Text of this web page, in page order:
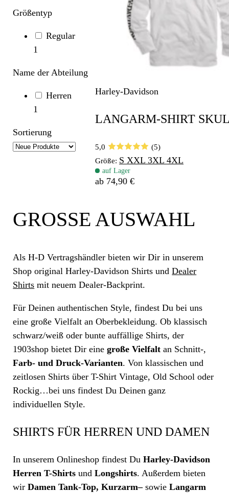
Größentyp
Regular
1
Name der Abteilung
Herren
1
Sortierung
Harley-Davidson
LANGARM-SHIRT
5,0
(5)
Größe: S XXL3XL4XL
auf Lager
ab 74,90 €
GROSSE AUSWAHL
Als H-D Vertragshändler bieten wir Dir in unserem
Shop original Harley-Davidson Shirts undDealer
Shirts mit neuem Dealer-Backprint.
Für Deinen authentischen Style, findest Du bei uns
eine große Vielfalt an Oberbekleidung. Ob klassisch
schwarz/weiß oder bunte auffällige Shirts, der
1903shop bietet Dir einegroße Vielfalt an Schnitt-,
Farb- und Druck-Varianten. Von klassischen und
zeitlosen Shirts über T-Shirt Vintage, Old School oder
Rockig…bei uns findest Du Deinen ganz
individuellen Style.
SHIRTS FÜR HERREN UND DAMEN
In unseremOnlineshop findest DuHarley-Davidson
Herren T-Shirts undLongshirts. Außerdem bieten
wirDamenTank-Top,Kurzarm–sowieLangarm